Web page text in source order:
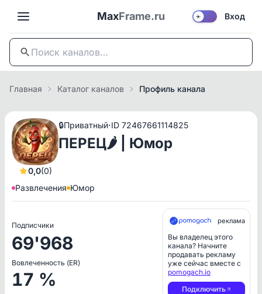
MaxFrame.ru ☀️ Вход
Главная Каталог каналов Профиль канала
0,0(0)
🔒Приватный·ID 72467661114825
ПЕРЕЦ🌶️ | Юмор
Развлечения Юмор
Подписчики
69'968
Вовлеченность (ER)
17 %
реклама
Вы владелец этого
канала? Начните
продавать рекламу
уже сейчас вместе с
pomogach.io
Подключить